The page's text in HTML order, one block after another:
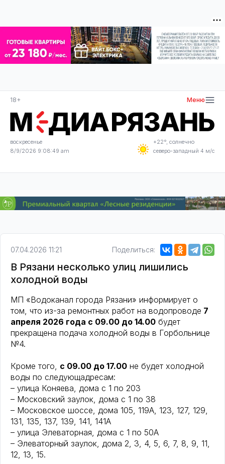
18+ Меню
воскресенье
8/9/2026 9:08:49 am
+22°, солнечно
северо-западный 4 м/с
07.04.2026 11:21 Поделиться:
В Рязани несколько улиц лишились
холодной воды
МП «Водоканал города Рязани» информирует о
том, что из-за ремонтных работ на водопроводе 7
апреля 2026 года с 09.00 до 14.00 будет
прекращена подача холодной воды в Горбольнице
№4.
Кроме того, с 09.00 до 17.00 не будет холодной
воды по следующадресам:
– улица Коняева, дома с 1 по 203
– Московский заулок, дома с 1 по 38
– Московское шоссе, дома 105, 119А, 123, 127, 129,
131, 135, 137, 139, 141, 141А
– улица Элеваторная, дома с 1 по 50А
– Элеваторный заулок, дома 2, 3, 4, 5, 6, 7, 8, 9, 11,
12, 13, 15.